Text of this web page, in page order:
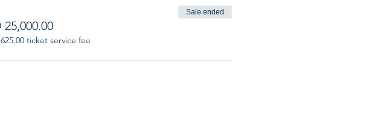
ticket service fee
Sale ended